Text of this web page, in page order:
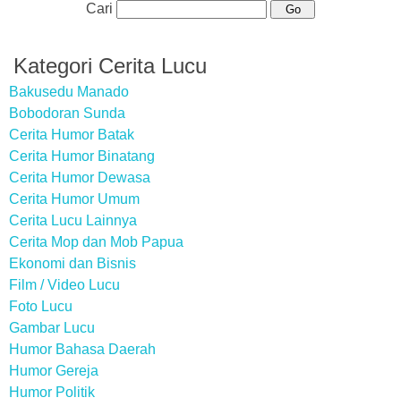
Cari
Kategori Cerita Lucu
Bakusedu Manado
Bobodoran Sunda
Cerita Humor Batak
Cerita Humor Binatang
Cerita Humor Dewasa
Cerita Humor Umum
Cerita Lucu Lainnya
Cerita Mop dan Mob Papua
Ekonomi dan Bisnis
Film / Video Lucu
Foto Lucu
Gambar Lucu
Humor Bahasa Daerah
Humor Gereja
Humor Politik